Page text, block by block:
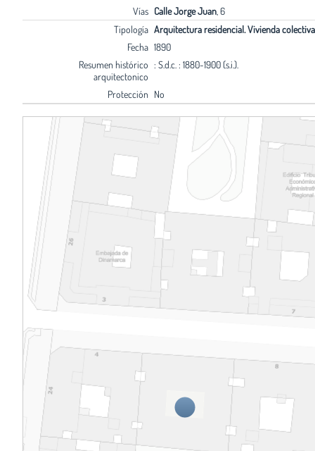
Vías Calle Jorge Juan, 6
Tipología Arquitectura residencial. Vivienda colectiva
Fecha 1890
Resumen histórico
arquitectonico
: S.d.c. : 1880-1900 (s.i.).
Protección No